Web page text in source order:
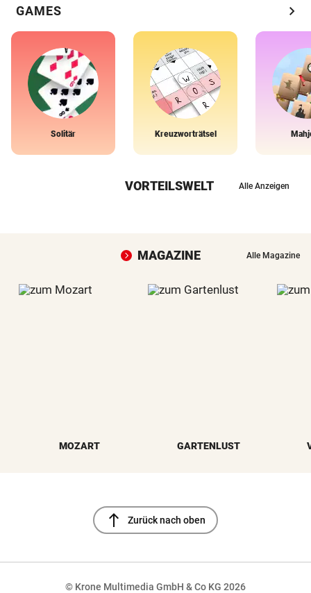
GAMES chevron_right
Solitär Kreuzworträtsel
VORTEILSWELT Alle Anzeigen
MAGAZINE Alle Magazine
MOZART GARTENLUST
north Zurück nach oben
© Krone Multimedia GmbH & Co KG 2026